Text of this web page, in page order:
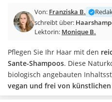
Masturbator
Massagepistole
Reisehaartrockner
Eiweißpulver
Magnesiumpräparat
Katzenklappe
Nackenmassagegerät
Von: Franziska B.
schreibt über:
Lektorin: Monique B.
Pflegen Sie Ihr Haar mit den
Sante-Shampoos. Diese
biologisch angebauten
vegan und frei von
Verpackungen sind recycelt